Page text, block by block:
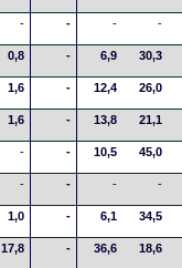
- - - -
0,8 - 6,9 30,3
1,6 - 12,4 26,0
1,6 - 13,8 21,1
- - 10,5 45,0
- - - -
1,0 - 6,1 34,5
17,8 - 36,6 18,6